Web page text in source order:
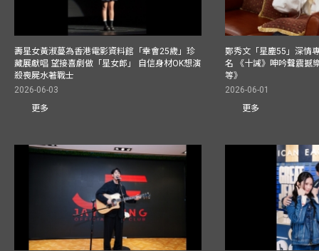
壽星女黃淑蔓為香港電影資料館「幸會25歲」珍
藏展獻唱 望接喜劇做「星女郎」 自信身材OK想演
殺喪屍水著戰士
2026-06-03
更多
鄭秀文「星塵55」深情
名 《十誡》呻吟聲震撼
等》
2026-06-01
更多